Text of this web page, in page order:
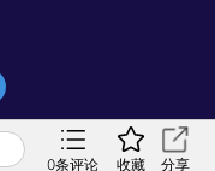
0条评论 收藏 分享